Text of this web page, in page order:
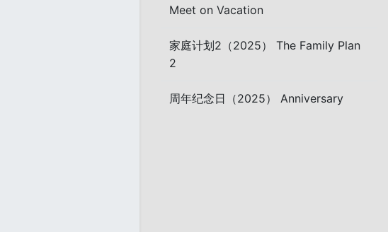
Meet on Vacation
家庭计划2（2025） The Family Plan
2
周年纪念日（2025） Anniversary